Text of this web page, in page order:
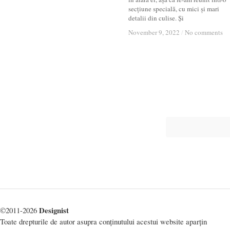
secțiune specială, cu mici și mari
detalii din culise. Și
November 9, 2022 / No comments
November 9, 2022 / No comments
©2011-2026 Designist
Toate drepturile de autor asupra conținutului acestui website aparțin